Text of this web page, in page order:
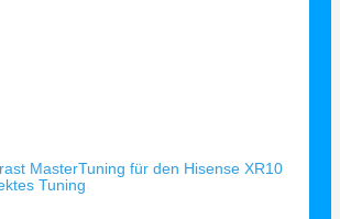
MasterTuning für den Hisense XR10
Tuning